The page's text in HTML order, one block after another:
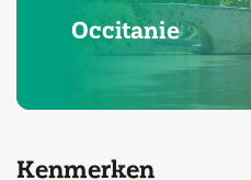
Occitanie
Kenmerken